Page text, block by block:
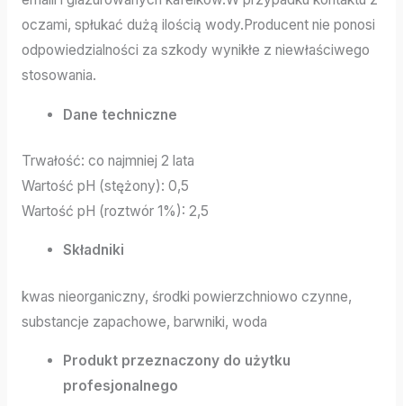
oczami, spłukać dużą ilością wody.Producent nie ponosi
odpowiedzialności za szkody wynikłe z niewłaściwego
stosowania.
Dane techniczne
Trwałość: co najmniej 2 lata
Wartość pH (stężony): 0,5
Wartość pH (roztwór 1%): 2,5
Składniki
kwas nieorganiczny, środki powierzchniowo czynne,
substancje zapachowe, barwniki, woda
Produkt przeznaczony do użytku
profesjonalnego